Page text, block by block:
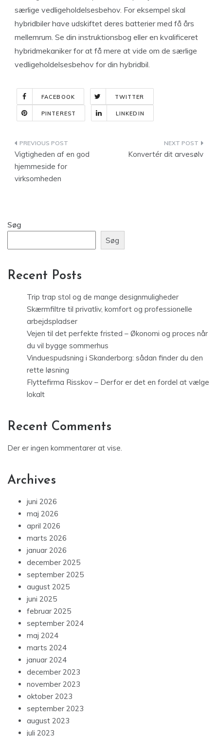
særlige vedligeholdelsesbehov. For eksempel skal
hybridbiler have udskiftet deres batterier med få års
mellemrum. Se din instruktionsbog eller en kvalificeret
hybridmekaniker for at få mere at vide om de særlige
vedligeholdelsesbehov for din hybridbil.
FACEBOOK TWITTER
PINTEREST LINKEDIN
Indlægsnavigation
Vigtigheden af en god
hjemmeside for
virksomheden
Konvertér dit arvesølv
Søg
Søg
Recent Posts
Trip trap stol og de mange designmuligheder
Skærmfiltre til privatliv, komfort og professionelle
arbejdspladser
Vejen til det perfekte fristed – Økonomi og proces når
du vil bygge sommerhus
Vinduespudsning i Skanderborg: sådan finder du den
rette løsning
Flyttefirma Risskov – Derfor er det en fordel at vælge
lokalt
Recent Comments
Der er ingen kommentarer at vise.
Archives
juni 2026
maj 2026
april 2026
marts 2026
januar 2026
december 2025
september 2025
august 2025
juni 2025
februar 2025
september 2024
maj 2024
marts 2024
januar 2024
december 2023
november 2023
oktober 2023
september 2023
august 2023
juli 2023